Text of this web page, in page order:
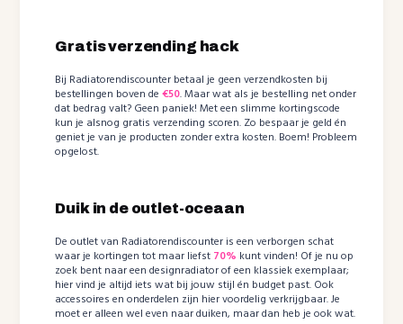
Gratis verzending hack
Bij Radiatorendiscounter betaal je geen verzendkosten bij
bestellingen boven de€50. Maar wat als je bestelling net onder
dat bedrag valt? Geen paniek! Met een slimme kortingscode
kun je alsnog gratis verzending scoren. Zo bespaar je geld én
geniet je van je producten zonder extra kosten. Boem! Probleem
opgelost.
Duik in de outlet-oceaan
De outlet van Radiatorendiscounter is een verborgen schat
waar je kortingen tot maar liefst 70% kunt vinden! Of je nu op
zoek bent naar een designradiator of een klassiek exemplaar;
hier vind je altijd iets wat bij jouw stijl én budget past. Ook
accessoires en onderdelen zijn hier voordelig verkrijgbaar. Je
moet er alleen wel even naar duiken, maar dan heb je ook wat.